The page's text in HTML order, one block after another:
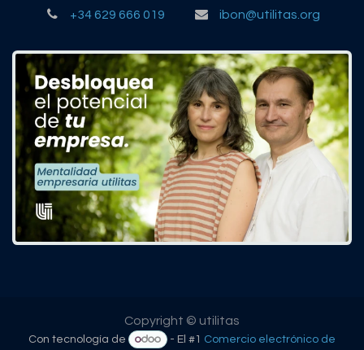
+34 629 666 019
ibon@utilitas.org
Copyright © utilitas
Con tecnología de - El #1 Comercio electrónico de